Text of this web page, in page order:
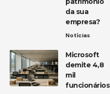
da sua
empresa?
Notícias
Microsoft
demite 4,8
mil
funcionários